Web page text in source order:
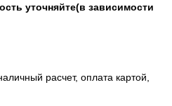
уточняйте(в зависимости
расчет, оплата картой,